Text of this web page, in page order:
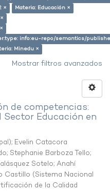
×
Materia: Educación ×
info:eu-repo/semantics/
Minedu ×
Mostrar filtros avanzados
de competencias:
Educación en
; Evelin Catacora
; Stephanie Barboza Tello;
Sotelo; Anahí
Castillo (Sistema Nacional
de la Calidad